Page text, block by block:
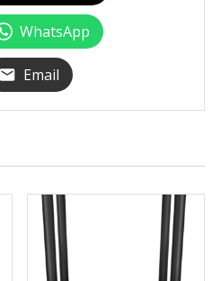
WhatsApp
Email